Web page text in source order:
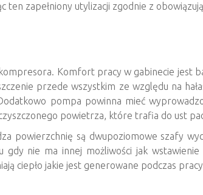
zapełniony utylizacji zgodnie z
Komfort pracy w gabinecie jest
przede wszystkim ze względu na
pompa powinna mieć
powietrza, które trafia do ust
powierzchnię są dwupoziomowe szafy
nie ma innej możliwości jak
ciepło jakie jest generowane podczas